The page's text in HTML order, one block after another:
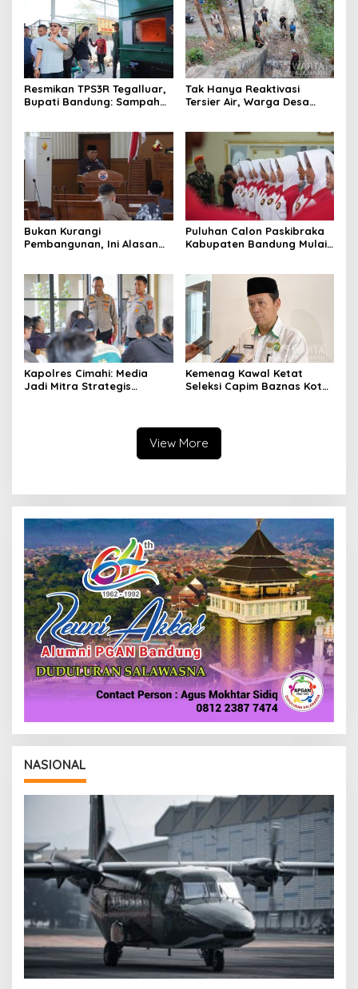
Resmikan TPS3R Tegalluar,
Bupati Bandung: Sampah
Tak Hanya Reaktivasi
Tersier Air, Warga Desa
Bukan Kurangi
Pembangunan, Ini Alasan
Daerah
Puluhan Calon Paskibraka
Kabupaten Bandung Mulai
Kapolres Cimahi: Media
Jadi Mitra Strategis
Kemenag Kawal Ketat
Seleksi Capim Baznas Kota
View More
NASIONAL